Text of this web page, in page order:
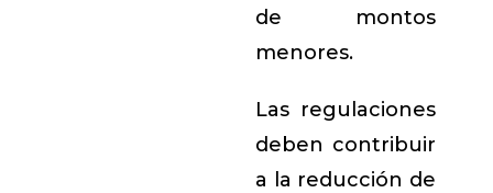
de montos
menores.
Las regulaciones
deben contribuir
a la reducción de